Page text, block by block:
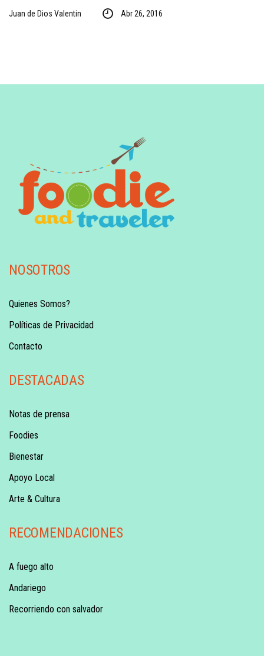
Juan de Dios Valentin Abr 26, 2016
NOSOTROS
Quienes Somos?
Políticas de Privacidad
Contacto
DESTACADAS
Notas de prensa
Foodies
Bienestar
Apoyo Local
Arte & Cultura
RECOMENDACIONES
A fuego alto
Andariego
Recorriendo con salvador